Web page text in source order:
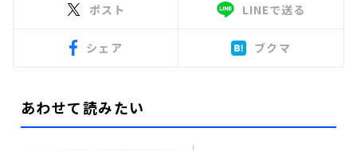
ポスト LINEで送る
シェア ブクマ
あわせて読みたい